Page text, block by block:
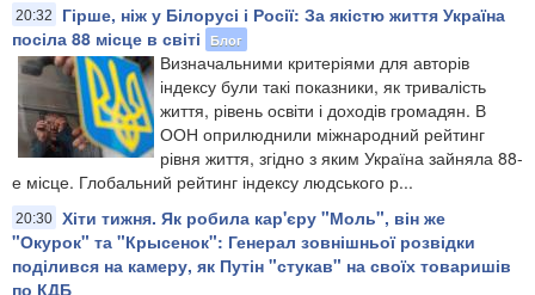
20:32
Гірше, ніж у Білорусі і Росії: За якістю життя Україна
посіла 88 місце в світі
Блог
Визначальними критеріями для авторів
індексу були такі показники, як тривалість
життя, рівень освіти і доходів громадян. В
ООН оприлюднили міжнародний рейтинг
рівня життя, згідно з яким Україна зайняла 88-
е місце. Глобальний рейтинг індексу людського р...
20:30 Хіти тижня. Як робила кар'єру "Моль", він же
"Окурок" та "Крысенок": Генерал зовнішньої розвідки
поділився на камеру, як Путін "стукав" на своїх товаришів
по КДБ